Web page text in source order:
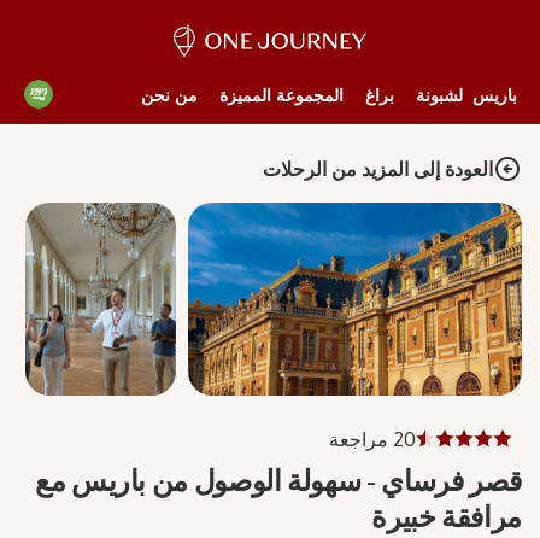
باريس لشبونة براغ المجموعة المميزة من نحن
العودة إلى المزيد من الرحلات
20 مراجعة
قصر فرساي - سهولة الوصول من باريس مع
مرافقة خبيرة